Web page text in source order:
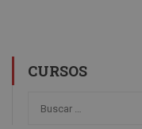
CURSOS